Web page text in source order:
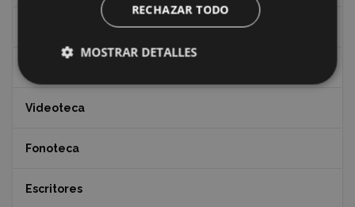
Documentos y artículos
Videoteca
Fonoteca
Escritores
RECHAZAR TODO
MOSTRAR DETALLES